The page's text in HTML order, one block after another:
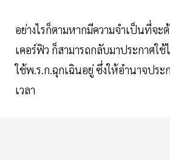
อย่างไรก็ตามหากมีความจำเป็นที่จะ
เคอร์ฟิว ก็สามารถกลับมาประกาศใช้
ใช้พ.ร.ก.ฉุกเฉินอยู่ ซึ่งให้อำนาจประ
เวลา